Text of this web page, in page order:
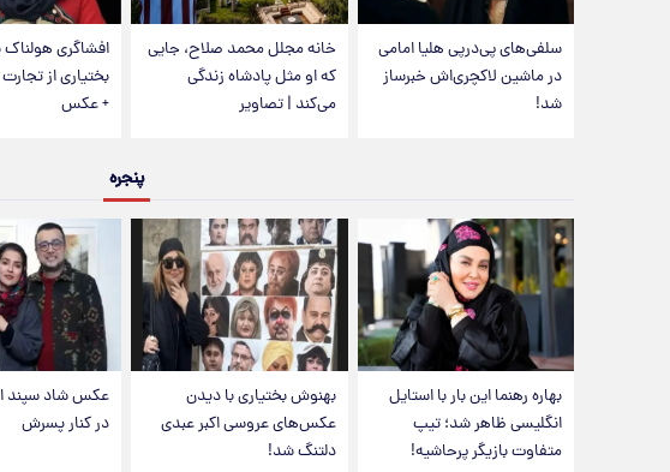
سلفی‌های پی‌درپی هلیا امامی
در ماشین لاکچری‌اش خبرساز
شد!
خانه مجلل محمد صلاح، جایی
که او مثل پادشاه زندگی
می‌کند | تصاویر
افشاگری
بختیاری از
+ عکس
پنجره
بهاره رهنما این بار با استایل
انگلیسی ظاهر شد؛ تیپ
متفاوت بازیگر پرحاشیه!
بهنوش بختیاری با دیدن
عکس‌های عروسی اکبر عبدی
دلتنگ شد!
عکس شاد سپند
در کنار پسرش